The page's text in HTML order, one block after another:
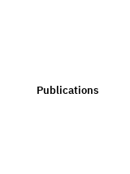
Publications